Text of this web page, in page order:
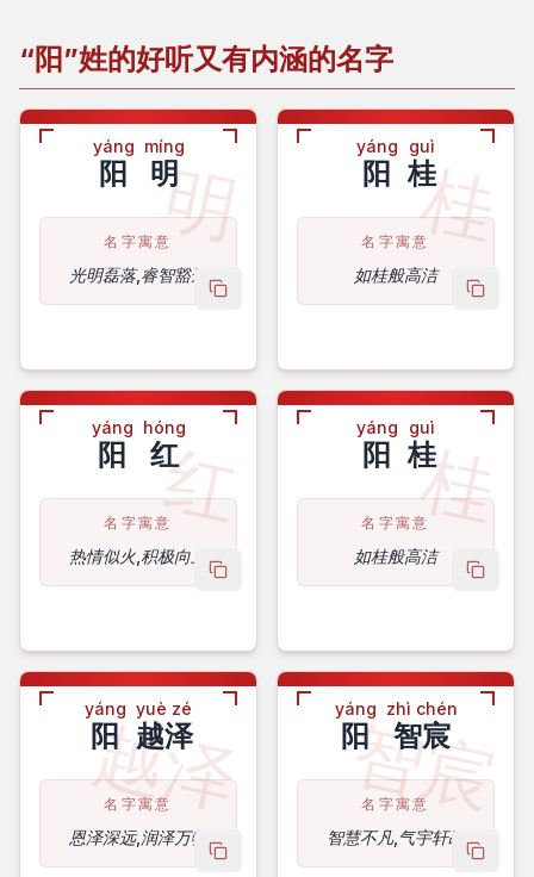
“阳”姓的好听又有内涵的名字
明
yáng
阳
míng
明
名字寓意
光明磊落,睿智豁达
copy name
桂
yáng
阳
guì
桂
名字寓意
如桂般高洁
copy
红
yáng
阳
hóng
红
名字寓意
热情似火,积极向上
copy name
桂
yáng
阳
guì
桂
名字寓意
如桂般高洁
copy
越泽
yáng
阳
yuè zé
越泽
名字寓意
恩泽深远,润泽万物
copy name
智宸
yáng
阳
zhì chén
智宸
名字寓意
智慧不凡,气宇轩昂
copy